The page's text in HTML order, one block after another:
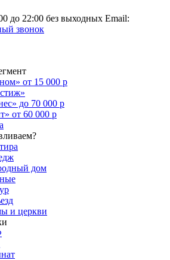
до 22:00 без выходных Email:
звонок
от 15 000 р
до 70 000 р
от 60 000 р
дом
и церкви